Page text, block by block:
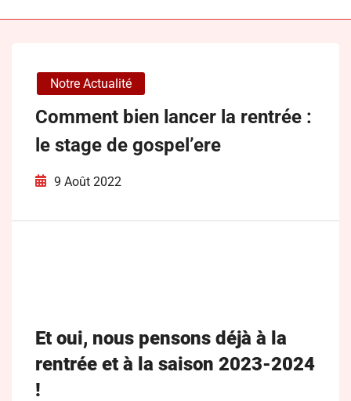
Notre Actualité
Comment bien lancer la rentrée :
le stage de gospel’ere
9 Août 2022
Et oui, nous pensons déjà à la
rentrée et à la saison 2023-2024
!